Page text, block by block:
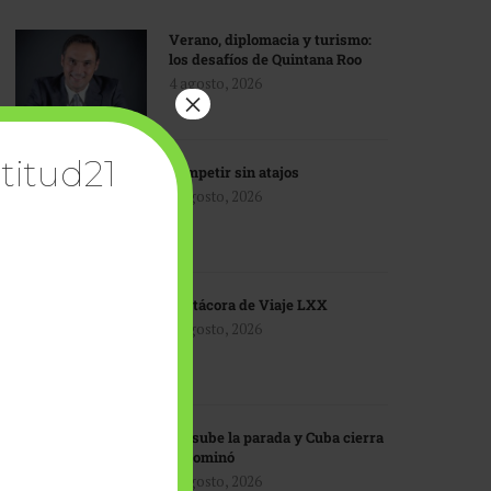
Verano, diplomacia y turismo:
los desafíos de Quintana Roo
4 agosto, 2026
Competir sin atajos
4 agosto, 2026
Bitácora de Viaje LXX
3 agosto, 2026
EU sube la parada y Cuba cierra
el dominó
3 agosto, 2026
×